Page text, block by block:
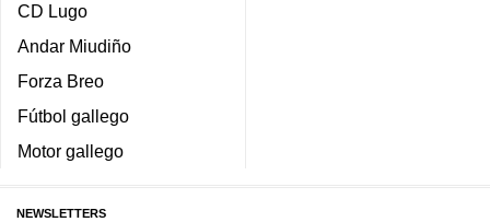
CD Lugo
Andar Miudiño
Forza Breo
Fútbol gallego
Motor gallego
NEWSLETTERS